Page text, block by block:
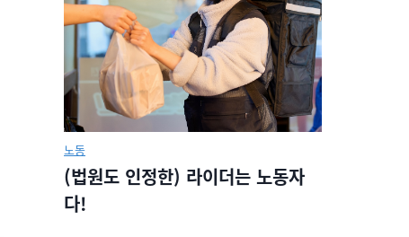
노동
(법원도 인정한) 라이더는 노동자
다!